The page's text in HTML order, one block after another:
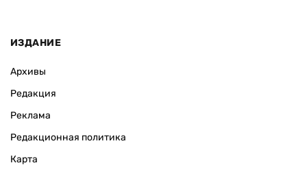
ИЗДАНИЕ
Архивы
Редакция
Реклама
Редакционная политика
Карта